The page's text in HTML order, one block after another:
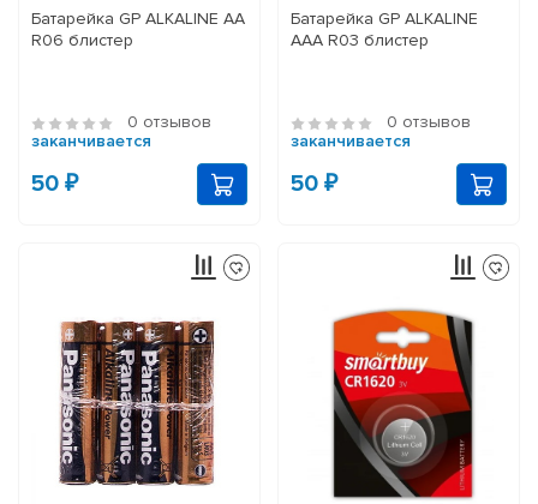
Батарейка GP ALKALINE АА
R06 блистер
0 отзывов
заканчивается
50 ₽
Батарейка GP ALKALINE
ААA R03 блистер
0 отзывов
заканчивается
50 ₽